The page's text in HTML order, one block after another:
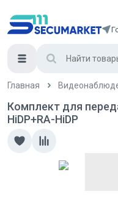
Главная
Комплект для
HiDP+RA-HiDP